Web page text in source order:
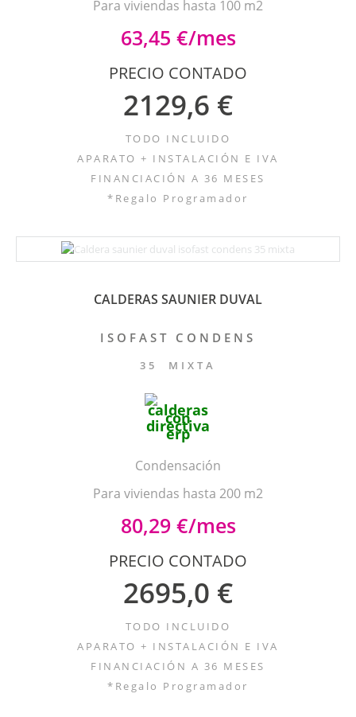
Para viviendas hasta 100 m2
63,45 €/mes
PRECIO CONTADO
2129,6 €
TODO INCLUIDO
APARATO + INSTALACIÓN E IVA
FINANCIACIÓN A 36 MESES
*Regalo Programador
CALDERAS SAUNIER DUVAL
ISOFAST CONDENS
35 MIXTA
Condensación
Para viviendas hasta 200 m2
80,29 €/mes
PRECIO CONTADO
2695,0 €
TODO INCLUIDO
APARATO + INSTALACIÓN E IVA
FINANCIACIÓN A 36 MESES
*Regalo Programador